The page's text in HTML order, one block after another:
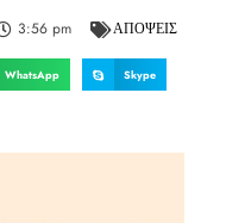
3:56 pm ΑΠΟΨΕΙΣ
WhatsApp Skype